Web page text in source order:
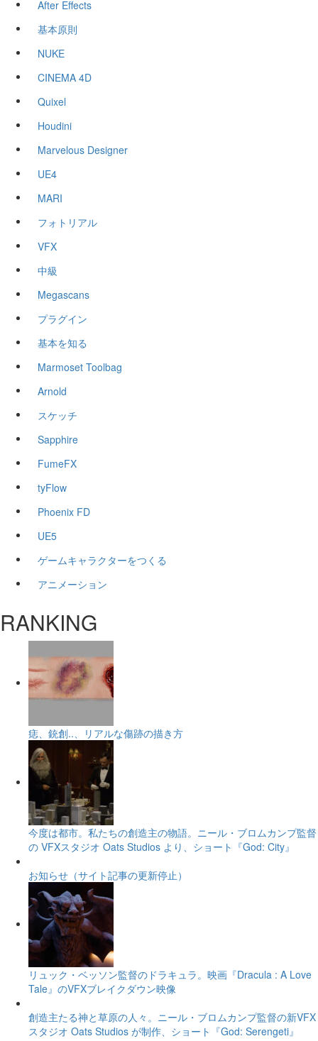
After Effects
基本原則
NUKE
CINEMA 4D
Quixel
Houdini
Marvelous Designer
UE4
MARI
フォトリアル
VFX
中級
Megascans
プラグイン
基本を知る
Marmoset Toolbag
Arnold
スケッチ
Sapphire
FumeFX
tyFlow
Phoenix FD
UE5
ゲームキャラクターをつくる
アニメーション
RANKING
痣、銃創..、リアルな傷跡の描き方
今度は都市。私たちの創造主の物語。ニール・ブロムカンプ監督
の VFXスタジオ Oats Studios より、ショート『God: City』
お知らせ（サイト記事の更新停止）
リュック・ベッソン監督のドラキュラ。映画『Dracula : A Love
Tale』のVFXブレイクダウン映像
創造主たる神と草原の人々。ニール・ブロムカンプ監督の新VFX
スタジオ Oats Studios が制作、ショート『God: Serengeti』